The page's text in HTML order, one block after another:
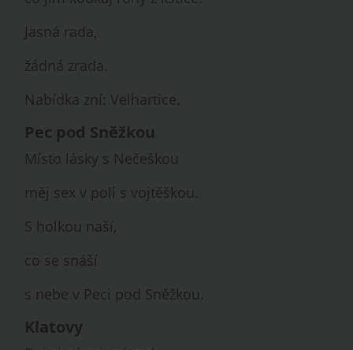
Jasná rada,
žádná zrada.
Nabídka zní: Velhartice.
Pec pod Sněžkou
Místo lásky s Nečeškou
měj sex v poli s vojtěškou.
S holkou naší,
co se snáší
s nebe v Peci pod Sněžkou.
Klatovy